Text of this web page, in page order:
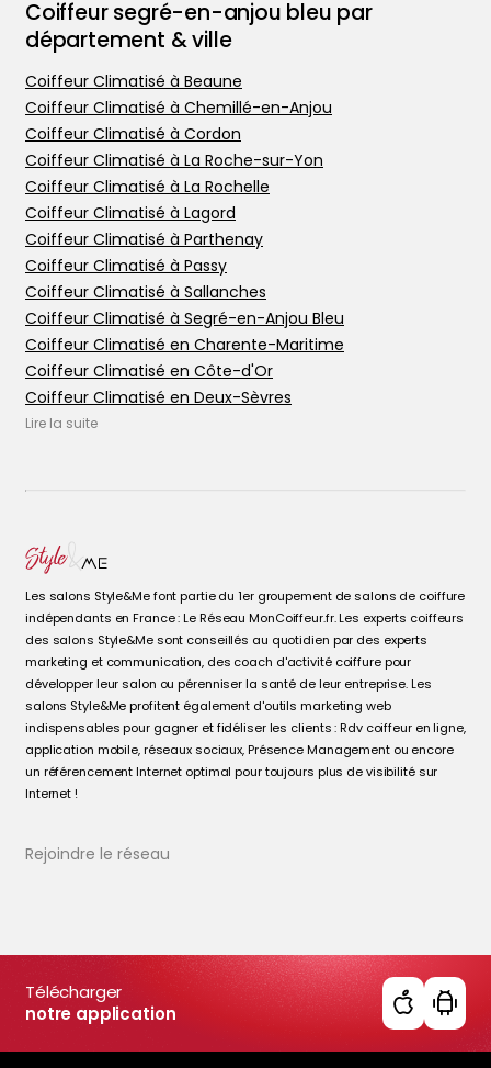
Trouver votre coiffeur
L’application
Ajouter votre salon
Coiffeur segré-en-anjou bleu par
département & ville
Coiffeur Climatisé à Beaune
Coiffeur Climatisé à Chemillé-en-Anjou
Coiffeur Climatisé à Cordon
Coiffeur Climatisé à La Roche-sur-Yon
Coiffeur Climatisé à La Rochelle
Coiffeur Climatisé à Lagord
Coiffeur Climatisé à Parthenay
Coiffeur Climatisé à Passy
Coiffeur Climatisé à Sallanches
Coiffeur Climatisé à Segré-en-Anjou Bleu
Coiffeur Climatisé en Charente-Maritime
Coiffeur Climatisé en Côte-d'Or
Coiffeur Climatisé en Deux-Sèvres
Coiffeur Climatisé en Haute-Savoie
Lire la suite
Les salons Style&Me font partie du 1er groupement de salons de coiffure
indépendants en France : Le Réseau MonCoiffeur.fr. Les experts coiffeurs
des salons Style&Me sont conseillés au quotidien par des experts
marketing et communication, des coach d'activité coiffure pour
développer leur salon ou pérenniser la santé de leur entreprise. Les
salons Style&Me profitent également d'outils marketing web
indispensables pour gagner et fidéliser les clients : Rdv coiffeur en ligne,
application mobile, réseaux sociaux, Présence Management ou encore
un référencement Internet optimal pour toujours plus de visibilité sur
Internet !
Rejoindre le réseau
Télécharger
notre application